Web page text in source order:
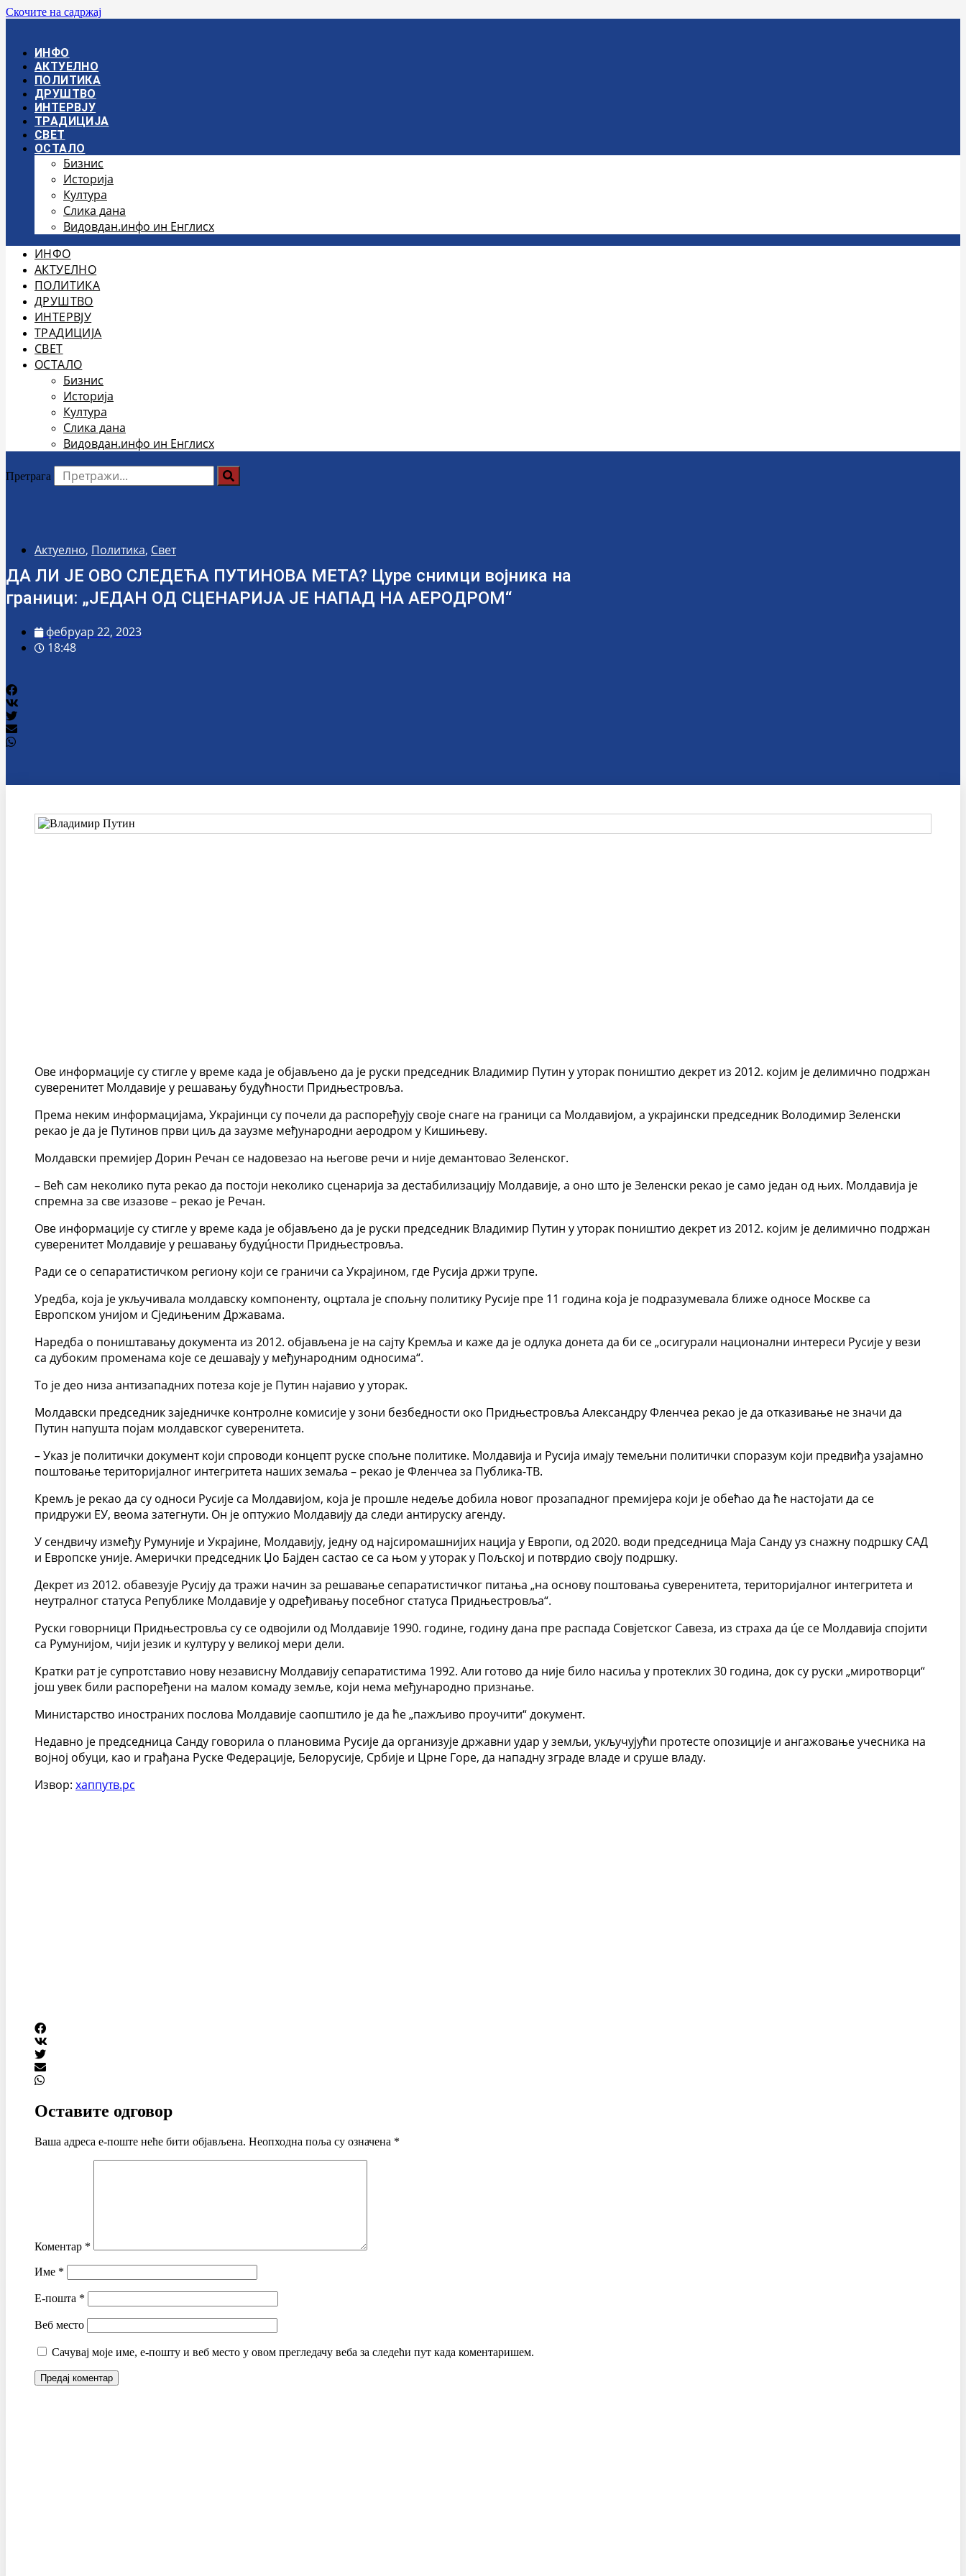
Скочите на садржај
ИНФО
АКТУЕЛНО
ПОЛИТИКА
ДРУШТВО
ИНТЕРВЈУ
ТРАДИЦИЈА
СВЕТ
ОСТАЛО
Бизнис
Историја
Култура
Слика дана
Видовдан.инфо ин Енглисх
ИНФО
АКТУЕЛНО
ПОЛИТИКА
ДРУШТВО
ИНТЕРВЈУ
ТРАДИЦИЈА
СВЕТ
ОСТАЛО
Бизнис
Историја
Култура
Слика дана
Видовдан.инфо ин Енглисх
Претрага
Актуелно, Политика, Свет
ДА ЛИ ЈЕ ОВО СЛЕДЕЋА ПУТИНОВА МЕТА? Цуре снимци војника на
граници: „ЈЕДАН ОД СЦЕНАРИЈА ЈЕ НАПАД НА АЕРОДРОМ“
фебруар 22, 2023
18:48
Ове информације су стигле у време када је објављено да је руски председник Владимир Путин у уторак поништио декрет из 2012. којим је делимично подржан
суверенитет Молдавије у решавању будућности Придњестровља.
Према неким информацијама, Украјинци су почели да распоређују своје снаге на граници са Молдавијом, а украјински председник Володимир Зеленски
рекао је да је Путинов први циљ да заузме међународни аеродром у Кишињеву.
Молдавски премијер Дорин Речан се надовезао на његове речи и није демантовао Зеленског.
– Већ сам неколико пута рекао да постоји неколико сценарија за дестабилизацију Молдавије, а оно што је Зеленски рекао је само један од њих. Молдавија је
спремна за све изазове – рекао је Речан.
Ове информације су стигле у време када је објављено да је руски председник Владимир Путин у уторак поништио декрет из 2012. којим је делимично подржан
суверенитет Молдавије у решавању будуц́ности Придњестровља.
Ради се о сепаратистичком региону који се граничи са Украјином, где Русија држи трупе.
Уредба, која је укључивала молдавску компоненту, оцртала је спољну политику Русије пре 11 година која је подразумевала ближе односе Москве са
Европском унијом и Сједињеним Државама.
Наредба о поништавању документа из 2012. објављена је на сајту Кремља и каже да је одлука донета да би се „осигурали национални интереси Русије у вези
са дубоким променама које се дешавају у међународним односима“.
То је део низа антизападних потеза које је Путин најавио у уторак.
Молдавски председник заједничке контролне комисије у зони безбедности око Придњестровља Александру Фленчеа рекао је да отказивање не значи да
Путин напушта појам молдавског суверенитета.
– Указ је политички документ који спроводи концепт руске спољне политике. Молдавија и Русија имају темељни политички споразум који предвиђа узајамно
поштовање територијалног интегритета наших земаља – рекао је Фленчеа за Публика-ТВ.
Кремљ је рекао да су односи Русије са Молдавијом, која је прошле недеље добила новог прозападног премијера који је обећао да ће настојати да се
придружи ЕУ, веома затегнути. Он је оптужио Молдавију да следи антируску агенду.
У сендвичу између Румуније и Украјине, Молдавију, једну од најсиромашнијих нација у Европи, од 2020. води председница Маја Санду уз снажну подршку САД
и Европске уније. Амерички председник Џо Бајден састао се са њом у уторак у Пољској и потврдио своју подршку.
Декрет из 2012. обавезује Русију да тражи начин за решавање сепаратистичког питања „на основу поштовања суверенитета, територијалног интегритета и
неутралног статуса Републике Молдавије у одређивању посебног статуса Придњестровља“.
Руски говорници Придњестровља су се одвојили од Молдавије 1990. године, годину дана пре распада Совјетског Савеза, из страха да ц́е се Молдавија спојити
са Румунијом, чији језик и културу у великој мери дели.
Кратки рат је супротставио нову независну Молдавију сепаратистима 1992. Али готово да није било насиља у протеклих 30 година, док су руски „миротворци“
још увек били распоређени на малом комаду земље, који нема међународно признање.
Министарство иностраних послова Молдавије саопштило је да ће „пажљиво проучити“ документ.
Недавно је председница Санду говорила о плановима Русије да организује државни удар у земљи, укључујући протесте опозиције и ангажовање учесника на
војној обуци, као и грађана Руске Федерације, Белорусије, Србије и Црне Горе, да нападну зграде владе и сруше владу.
Извор: хаппyтв.рс
Оставите одговор
Ваша адреса е-поште неће бити објављена. Неопходна поља су означена *
Коментар *
Име *
Е-пошта *
Веб место
Сачувај моје име, е-пошту и веб место у овом прегледачу веба за следећи пут када коментаришем.